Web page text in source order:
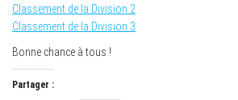
Classement de la Division 2
Classement de la Division 3
Bonne chance à tous !
Partager :